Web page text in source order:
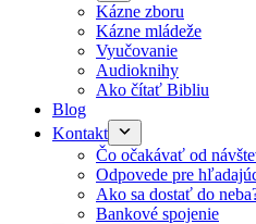
Kázne zboru
Kázne mládeže
Vyučovanie
Audioknihy
Ako čítať Bibliu
Blog
Kontakt
Čo očakávať od
Odpovede pre
Ako sa dostať do
Bankové spojenie